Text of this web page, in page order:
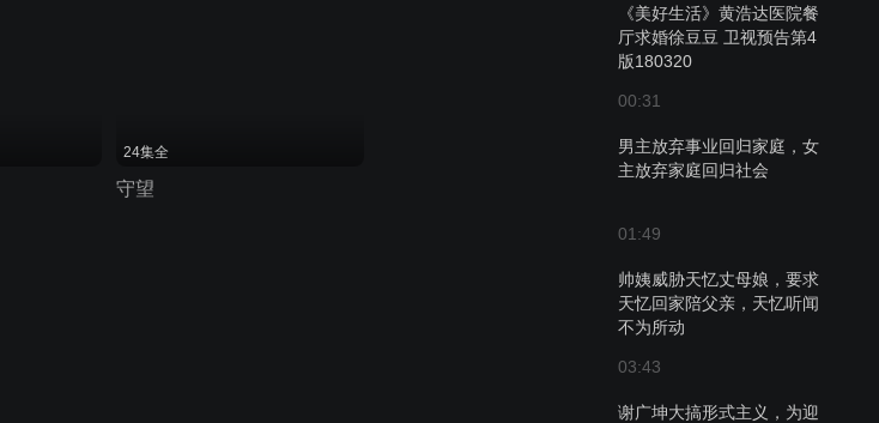
《美好生活》黄浩达医院餐
厅求婚徐豆豆 卫视预告第4
版180320
00:31
男主放弃事业回归家庭，女
主放弃家庭回归社会
01:49
帅姨威胁天忆丈母娘，要求
天忆回家陪父亲，天忆听闻
不为所动
03:43
谢广坤大搞形式主义，为迎
24集全
守望